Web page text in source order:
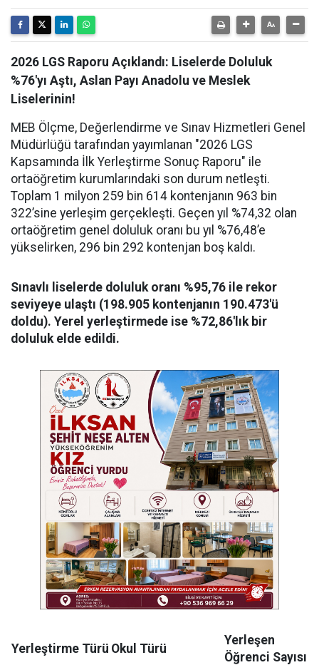
2026 LGS Raporu Açıklandı: Liselerde Doluluk
%76'yı Aştı, Aslan Payı Anadolu ve Meslek
Liselerinin!
MEB Ölçme, Değerlendirme ve Sınav Hizmetleri Genel
Müdürlüğü tarafından yayımlanan "2026 LGS
Kapsamında İlk Yerleştirme Sonuç Raporu" ile
ortaöğretim kurumlarındaki son durum netleşti.
Toplam 1 milyon 259 bin 614 kontenjanın 963 bin
322’sine yerleşim gerçekleşti. Geçen yıl %74,32 olan
ortaöğretim genel doluluk oranı bu yıl %76,48’e
yükselirken, 296 bin 292 kontenjan boş kaldı.
Sınavlı liselerde doluluk oranı %95,76 ile rekor
seviyeye ulaştı (198.905 kontenjanın 190.473'ü
doldu). Yerel yerleştirmede ise %72,86'lık bir
doluluk elde edildi.
Yerleştirme Türü Okul Türü
Yerleşen
Öğrenci Sayısı